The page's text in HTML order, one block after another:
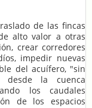
de las fincas
alto valor a otras
crear corredores
impedir nuevas
del acuífero, "sin
desde la cuenca
los caudales
de los espacios